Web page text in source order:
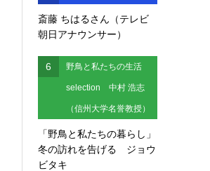
斎藤 ちはるさん（テレビ
朝日アナウンサー）
6 野鳥と私たちの生活
selection 中村 浩志
（信州大学名誉教授）
「野鳥と私たちの暮らし」
冬の訪れを告げる ジョウ
ビタキ